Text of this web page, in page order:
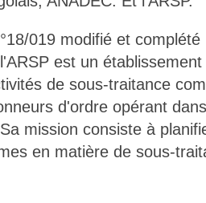
019 modifié et
est un
de sous-traitance
d'ordre opérant
Sa mission consiste à
en matière de sous-